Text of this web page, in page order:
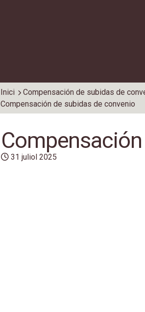
Inici
Compensación de subidas de
Compensación de subidas de convenio
31 juliol 2025